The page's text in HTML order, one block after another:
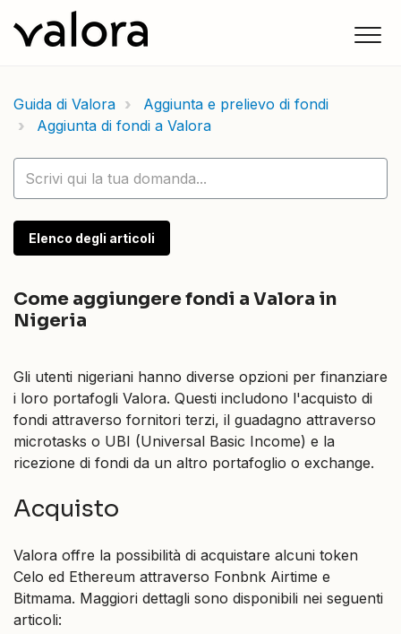
Guida di Valora
Aggiunta e prelievo di fondi
Aggiunta di fondi a Valora
Elenco degli articoli
Come aggiungere fondi a Valora in
Nigeria
Gli utenti nigeriani hanno diverse opzioni per finanziare
i loro portafogli Valora. Questi includono l'acquisto di
fondi attraverso fornitori terzi, il guadagno attraverso
microtasks o UBI (Universal Basic Income) e la
ricezione di fondi da un altro portafoglio o exchange.
Acquisto
Valora offre la possibilità di acquistare alcuni token
Celo ed Ethereum attraverso Fonbnk Airtime e
Bitmama. Maggiori dettagli sono disponibili nei seguenti
articoli: